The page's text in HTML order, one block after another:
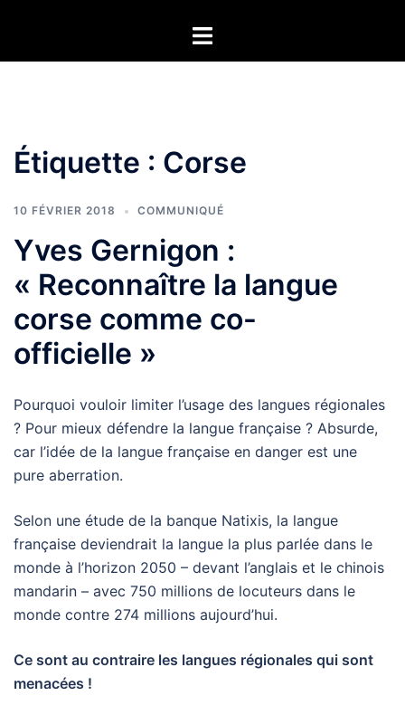
contenu
Ouvrir/fermer
Étiquette : Corse
10 FÉVRIER 2018 COMMUNIQUÉ
Yves Gernigon :
« Reconnaître la langue
corse comme co-
officielle »
Pourquoi vouloir limiter l’usage des langues régionales
? Pour mieux défendre la langue française ? Absurde,
car l’idée de la langue française en danger est une
pure aberration.
Selon une étude de la banque Natixis, la langue
française deviendrait la langue la plus parlée dans le
monde à l’horizon 2050 – devant l’anglais et le chinois
mandarin – avec 750 millions de locuteurs dans le
monde contre 274 millions aujourd’hui.
Ce sont au contraire les langues régionales qui sont
menacées !